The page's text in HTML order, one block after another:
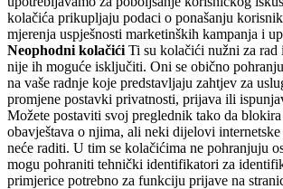
kolačića prikupljaju podaci o ponašanju
mjerenja uspješnosti marketinških kampanja i
Neophodni kolačići Ti su kolačići nužni za rad
nije ih moguće isključiti. Oni se obično
na vaše radnje koje predstavljaju zahtjev za
promjene postavki privatnosti, prijava ili
Možete postaviti svoj preglednik tako da
obavještava o njima, ali neki dijelovi internetske
neće raditi. U tim se kolačićima ne pohranjuju
mogu pohraniti tehnički identifikatori za
primjerice potrebno za funkciju prijave na